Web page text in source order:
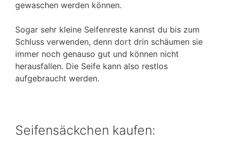
gewaschen werden können.
Sogar sehr kleine Seifenreste kannst du bis zum
Schluss verwenden, denn dort drin schäumen sie
immer noch genauso gut und können nicht
herausfallen. Die Seife kann also restlos
aufgebraucht werden.
Seifensäckchen kaufen: